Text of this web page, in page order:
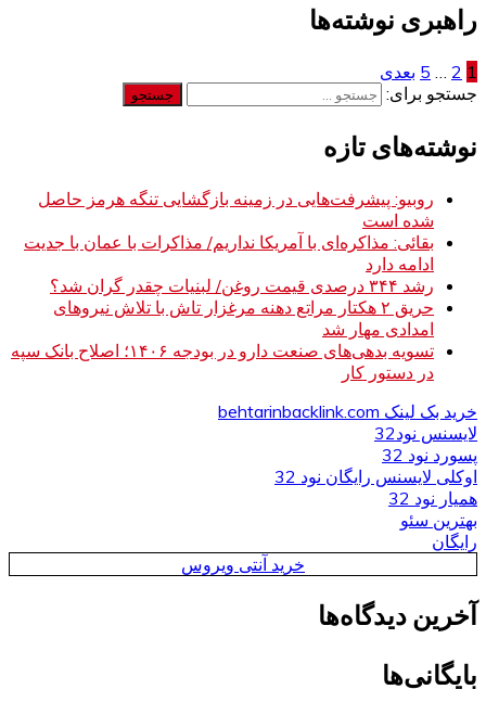
راهبری نوشته‌ها
1
2
5 بعدی
جستجو برای:
نوشته‌های تازه
روبیو: پیشرفت‌هایی در زمینه بازگشایی تنگه هرمز حاصل
شده است
بقائی: مذاکره‌ای با آمریکا نداریم/ مذاکرات با عمان با جدیت
ادامه دارد
رشد ۳۴۴ درصدی قیمت روغن/ لبنیات چقدر گران شد؟
حریق ۲ هکتار مراتع دهنه مرغزار تاش با تلاش نیروهای
امدادی مهار شد
تسویه بدهی‌های صنعت دارو در بودجه ۱۴۰۶؛ اصلاح بانک سپه
در دستور کار
خرید بک لینک behtarinbacklink.com
لایسنس نود32
پسورد نود 32
اوکلی لایسنس رایگان نود 32
همیار نود 32
بهترین سئو
رایگان
خرید آنتی ویروس
آخرین دیدگاه‌ها
بایگانی‌ها